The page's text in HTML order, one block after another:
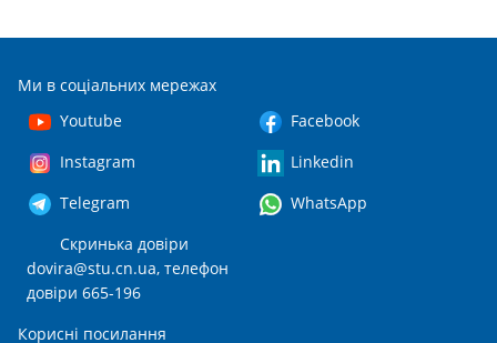
Ми в соціальних мережах
Youtube
Facebook
Instagram
Linkedin
Telegram
WhatsApp
Скринька довіри
dovira@stu.cn.ua, телефон
довіри 665-196
Корисні посилання